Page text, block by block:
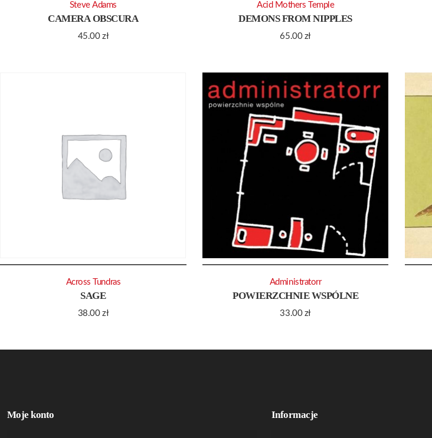
CAMERA OBSCURA
45.00zł
Steve Adams
DEMONS FROM NIPPLES
65.00 zł
Acid Mothers Temple
SAGE
38.00zł
Across Tundras
POWIERZCHNIE WSPÓLNE
33.00 zł
Administratorr
Moje konto Informacje